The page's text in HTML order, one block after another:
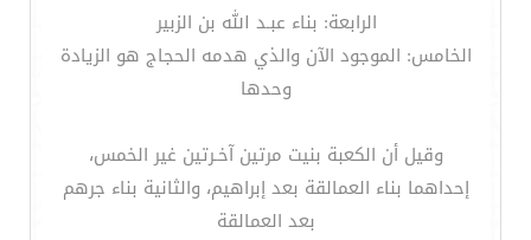
الرابعة: بناء عبـد الله بن الزبير
الخامس: الموجود الآن والذي هدمه الحجاج هو الزيادة
وحدها
وقيل أن الكعبة بنيت مرتين آخـرتين غير الخمس،
إحداهما بناء العمالقة بعد إبراهيم، والثانية بناء جرهم
بعد العمالقة